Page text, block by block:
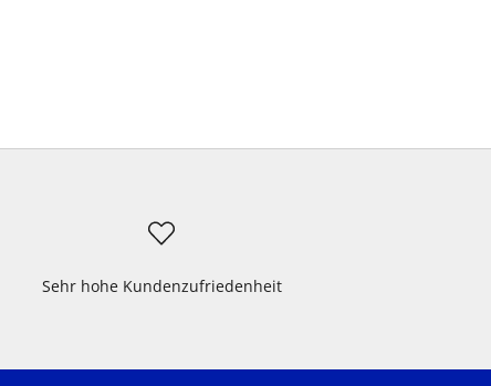
Sehr hohe Kundenzufriedenheit